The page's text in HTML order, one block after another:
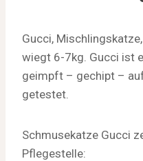
Gucci,
wiegt 6-7kg. Gucci ist
geimpft – gechipt –
getestet.
Schmusekatze Gucci
Pflegestelle: